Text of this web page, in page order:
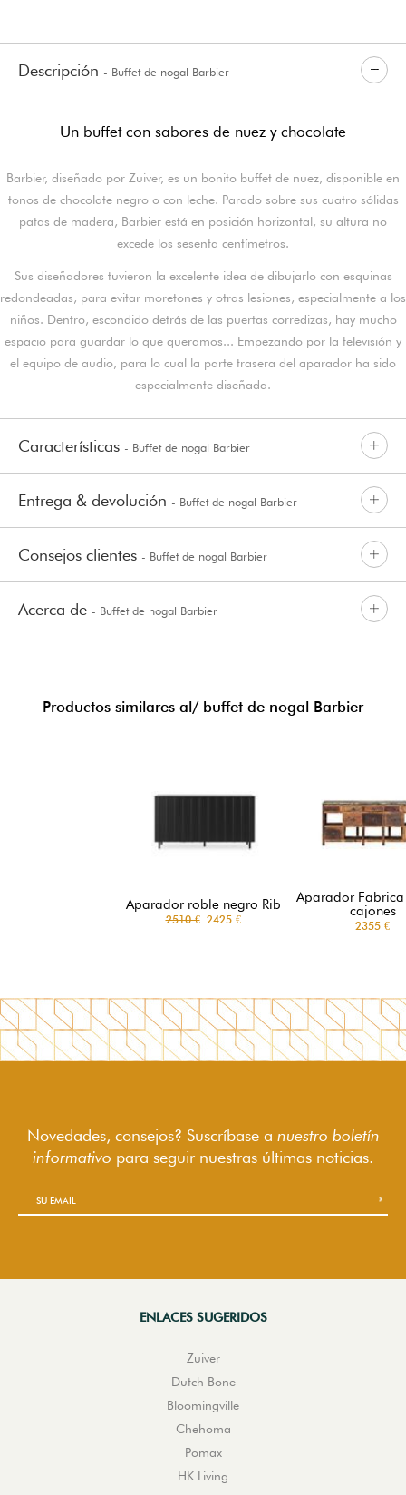
Descripción - Buffet de nogal Barbier
Un buffet con sabores de nuez y chocolate
Barbier, diseñado por Zuiver, es un bonito buffet de nuez, disponible en
tonos de chocolate negro o con leche. Parado sobre sus cuatro sólidas
patas de madera, Barbier está en posición horizontal, su altura no
excede los sesenta centímetros.
Sus diseñadores tuvieron la excelente idea de dibujarlo con esquinas
redondeadas, para evitar moretones y otras lesiones, especialmente a los
niños. Dentro, escondido detrás de las puertas corredizas, hay mucho
espacio para guardar lo que queramos... Empezando por la televisión y
el equipo de audio, para lo cual la parte trasera del aparador ha sido
especialmente diseñada.
Características - Buffet de nogal Barbier
Entrega & devolución - Buffet de nogal Barbier
Consejos clientes - Buffet de nogal Barbier
Acerca de - Buffet de nogal Barbier
Productos similares al/ buffet de nogal Barbier
Aparador roble negro Rib
2510 €2425 €
Aparador
cajones
2355 €
Novedades, consejos? Suscríbase a nuestro boletín
informativo para seguir nuestras últimas noticias.
ENLACES SUGERIDOS
Zuiver
Dutch Bone
Bloomingville
Chehoma
Pomax
HK Living